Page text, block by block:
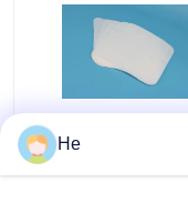
AI650®-Schwamm-
medizinischer
He